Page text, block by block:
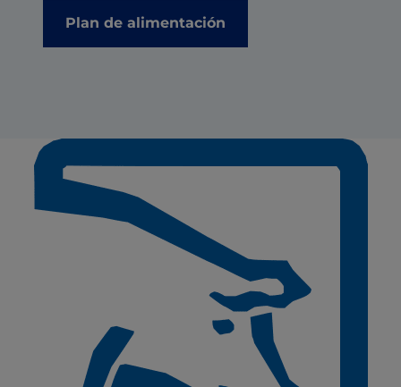
Plan de alimentación